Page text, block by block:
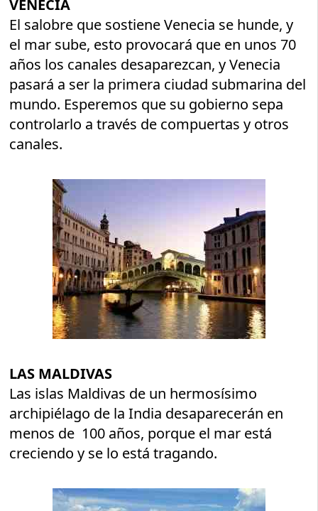
VENECIA
El salobre que sostiene Venecia se hunde, y
el mar sube, esto provocará que en unos 70
años los canales desaparezcan, y Venecia
pasará a ser la primera ciudad submarina del
mundo. Esperemos que su gobierno sepa
controlarlo a través de compuertas y otros
canales.
LAS MALDIVAS
Las islas Maldivas de un hermosísimo
archipiélago de la India desaparecerán en
menos de 100 años, porque el mar está
creciendo y se lo está tragando.